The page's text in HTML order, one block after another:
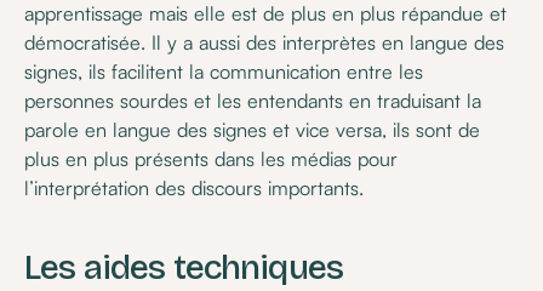
apprentissage mais elle est de plus en plus répandue et
démocratisée. Il y a aussi des interprètes en langue des
signes, ils facilitent la communication entre les
personnes sourdes et les entendants en traduisant la
parole en langue des signes et vice versa, ils sont de
plus en plus présents dans les médias pour
l’interprétation des discours importants.
Les aides techniques